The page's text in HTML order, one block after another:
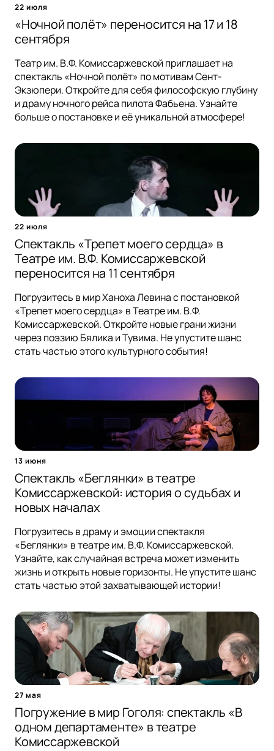
22 июля
«Ночной полёт» переносится на 17 и 18
сентября
Театр им. В.Ф. Комиссаржевской приглашает на
спектакль «Ночной полёт» по мотивам Сент-
Экзюпери. Откройте для себя философскую глубину
и драму ночного рейса пилота Фабьена. Узнайте
больше о постановке и её уникальной атмосфере!
22 июля
Спектакль «Трепет моего сердца» в
Театре им. В.Ф. Комиссаржевской
переносится на 11 сентября
Погрузитесь в мир Ханоха Левина с постановкой
«Трепет моего сердца» в Театре им. В.Ф.
Комиссаржевской. Откройте новые грани жизни
через поэзию Бялика и Тувима. Не упустите шанс
стать частью этого культурного события!
13 июня
Спектакль «Беглянки» в театре
Комиссаржевской: история о судьбах и
новых началах
Погрузитесь в драму и эмоции спектакля
«Беглянки» в театре им. В.Ф. Комиссаржевской.
Узнайте, как случайная встреча может изменить
жизнь и открыть новые горизонты. Не упустите шанс
стать частью этой захватывающей истории!
27 мая
Погружение в мир Гоголя: спектакль «В
одном департаменте» в театре
Комиссаржевской